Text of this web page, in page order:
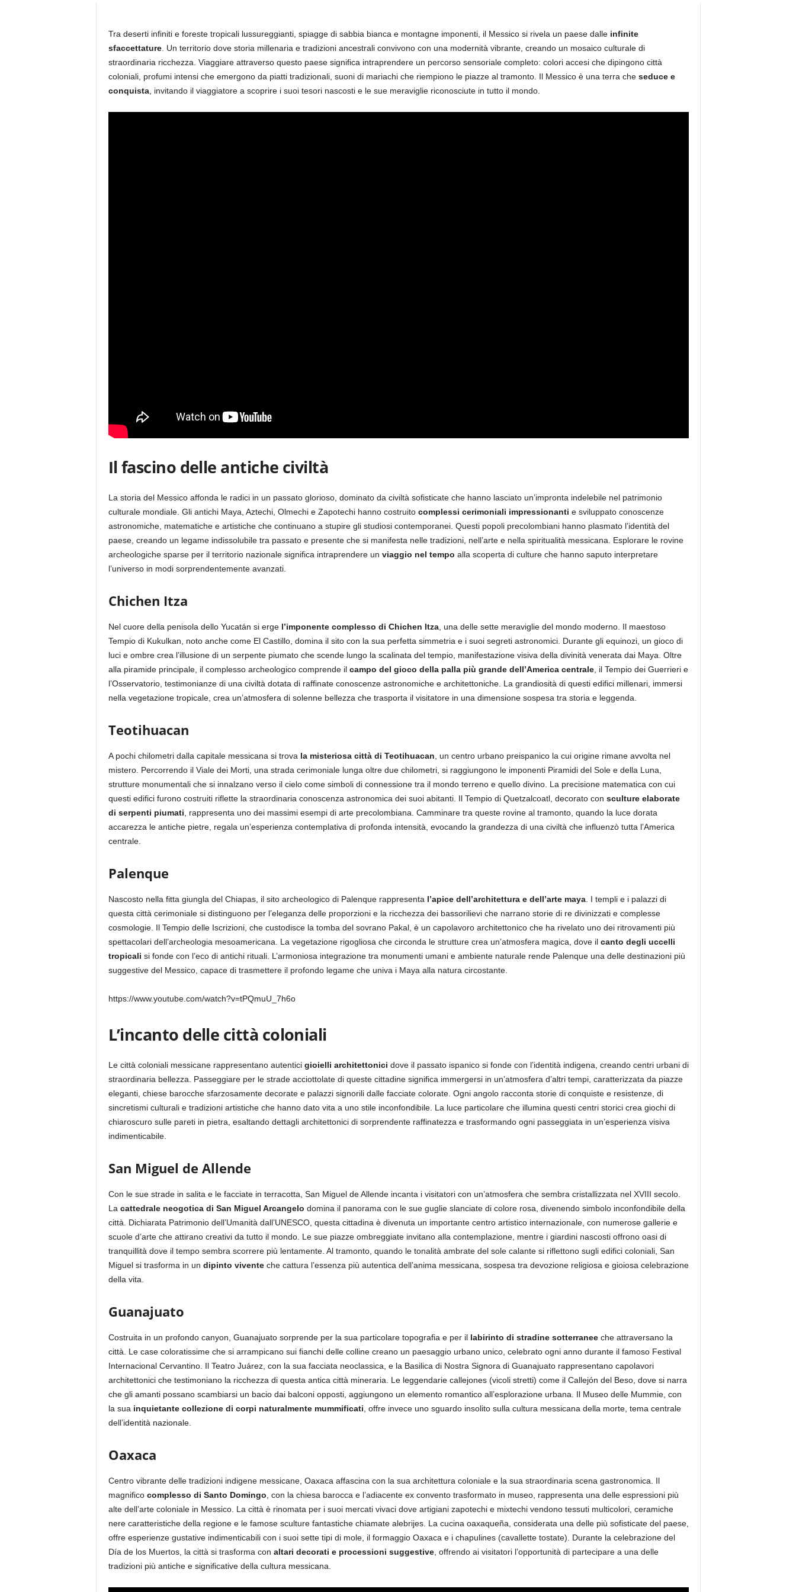
Tra deserti infiniti e foreste tropicali lussureggianti, spiagge di sabbia bianca e montagne imponenti, il Messico si rivela un paese dalle infinite
sfaccettature. Un territorio dove storia millenaria e tradizioni ancestrali convivono con una modernità vibrante, creando un mosaico culturale di
straordinaria ricchezza. Viaggiare attraverso questo paese significa intraprendere un percorso sensoriale completo: colori accesi che dipingono città
coloniali, profumi intensi che emergono da piatti tradizionali, suoni di mariachi che riempiono le piazze al tramonto. Il Messico è una terra che seduce e
conquista, invitando il viaggiatore a scoprire i suoi tesori nascosti e le sue meraviglie riconosciute in tutto il mondo.
Il fascino delle antiche civiltà
La storia del Messico affonda le radici in un passato glorioso, dominato da civiltà sofisticate che hanno lasciato un’impronta indelebile nel patrimonio
culturale mondiale. Gli antichi Maya, Aztechi, Olmechi e Zapotechi hanno costruito complessi cerimoniali impressionanti e sviluppato conoscenze
astronomiche, matematiche e artistiche che continuano a stupire gli studiosi contemporanei. Questi popoli precolombiani hanno plasmato l’identità del
paese, creando un legame indissolubile tra passato e presente che si manifesta nelle tradizioni, nell’arte e nella spiritualità messicana. Esplorare le rovine
archeologiche sparse per il territorio nazionale significa intraprendere un viaggio nel tempo alla scoperta di culture che hanno saputo interpretare
l’universo in modi sorprendentemente avanzati.
Chichen Itza
Nel cuore della penisola dello Yucatán si erge l’imponente complesso di Chichen Itza, una delle sette meraviglie del mondo moderno. Il maestoso
Tempio di Kukulkan, noto anche come El Castillo, domina il sito con la sua perfetta simmetria e i suoi segreti astronomici. Durante gli equinozi, un gioco di
luci e ombre crea l’illusione di un serpente piumato che scende lungo la scalinata del tempio, manifestazione visiva della divinità venerata dai Maya. Oltre
alla piramide principale, il complesso archeologico comprende il campo del gioco della palla più grande dell’America centrale, il Tempio dei Guerrieri e
l’Osservatorio, testimonianze di una civiltà dotata di raffinate conoscenze astronomiche e architettoniche. La grandiosità di questi edifici millenari, immersi
nella vegetazione tropicale, crea un’atmosfera di solenne bellezza che trasporta il visitatore in una dimensione sospesa tra storia e leggenda.
Teotihuacan
A pochi chilometri dalla capitale messicana si trova la misteriosa città di Teotihuacan , un centro urbano preispanico la cui origine rimane avvolta nel
mistero. Percorrendo il Viale dei Morti, una strada cerimoniale lunga oltre due chilometri, si raggiungono le imponenti Piramidi del Sole e della Luna,
strutture monumentali che si innalzano verso il cielo come simboli di connessione tra il mondo terreno e quello divino. La precisione matematica con cui
questi edifici furono costruiti riflette la straordinaria conoscenza astronomica dei suoi abitanti. Il Tempio di Quetzalcoatl, decorato con sculture elaborate
di serpenti piumati , rappresenta uno dei massimi esempi di arte precolombiana. Camminare tra queste rovine al tramonto, quando la luce dorata
accarezza le antiche pietre, regala un’esperienza contemplativa di profonda intensità, evocando la grandezza di una civiltà che influenzò tutta l’America
centrale.
Palenque
Nascosto nella fitta giungla del Chiapas, il sito archeologico di Palenque rappresenta l’apice dell’architettura e dell’arte maya. I templi e i palazzi di
questa città cerimoniale si distinguono per l’eleganza delle proporzioni e la ricchezza dei bassorilievi che narrano storie di re divinizzati e complesse
cosmologie. Il Tempio delle Iscrizioni, che custodisce la tomba del sovrano Pakal, è un capolavoro architettonico che ha rivelato uno dei ritrovamenti più
spettacolari dell’archeologia mesoamericana. La vegetazione rigogliosa che circonda le strutture crea un’atmosfera magica, dove il canto degli uccelli
tropicali si fonde con l’eco di antichi rituali. L’armoniosa integrazione tra monumenti umani e ambiente naturale rende Palenque una delle destinazioni più
suggestive del Messico, capace di trasmettere il profondo legame che univa i Maya alla natura circostante.
https://www.youtube.com/watch?v=tPQmuU_7h6o
L’incanto delle città coloniali
Le città coloniali messicane rappresentano autentici gioielli architettonici dove il passato ispanico si fonde con l’identità indigena, creando centri urbani di
straordinaria bellezza. Passeggiare per le strade acciottolate di queste cittadine significa immergersi in un’atmosfera d’altri tempi, caratterizzata da piazze
eleganti, chiese barocche sfarzosamente decorate e palazzi signorili dalle facciate colorate. Ogni angolo racconta storie di conquiste e resistenze, di
sincretismi culturali e tradizioni artistiche che hanno dato vita a uno stile inconfondibile. La luce particolare che illumina questi centri storici crea giochi di
chiaroscuro sulle pareti in pietra, esaltando dettagli architettonici di sorprendente raffinatezza e trasformando ogni passeggiata in un’esperienza visiva
indimenticabile.
San Miguel de Allende
Con le sue strade in salita e le facciate in terracotta, San Miguel de Allende incanta i visitatori con un’atmosfera che sembra cristallizzata nel XVIII secolo.
La cattedrale neogotica di San Miguel Arcangelo domina il panorama con le sue guglie slanciate di colore rosa, divenendo simbolo inconfondibile della
città. Dichiarata Patrimonio dell’Umanità dall’UNESCO, questa cittadina è divenuta un importante centro artistico internazionale, con numerose gallerie e
scuole d’arte che attirano creativi da tutto il mondo. Le sue piazze ombreggiate invitano alla contemplazione, mentre i giardini nascosti offrono oasi di
tranquillità dove il tempo sembra scorrere più lentamente. Al tramonto, quando le tonalità ambrate del sole calante si riflettono sugli edifici coloniali, San
Miguel si trasforma in un dipinto viventeche cattura l’essenza più autentica dell’anima messicana, sospesa tra devozione religiosa e gioiosa celebrazione
della vita.
Guanajuato
Costruita in un profondo canyon, Guanajuato sorprende per la sua particolare topografia e per il labirinto di stradine sotterraneeche attraversano la
città. Le case coloratissime che si arrampicano sui fianchi delle colline creano un paesaggio urbano unico, celebrato ogni anno durante il famoso Festival
Internacional Cervantino. Il Teatro Juárez, con la sua facciata neoclassica, e la Basilica di Nostra Signora di Guanajuato rappresentano capolavori
architettonici che testimoniano la ricchezza di questa antica città mineraria. Le leggendarie callejones (vicoli stretti) come il Callejón del Beso, dove si narra
che gli amanti possano scambiarsi un bacio dai balconi opposti, aggiungono un elemento romantico all’esplorazione urbana. Il Museo delle Mummie, con
la sua inquietante collezione di corpi naturalmente mummificati , offre invece uno sguardo insolito sulla cultura messicana della morte, tema centrale
dell’identità nazionale.
Oaxaca
Centro vibrante delle tradizioni indigene messicane, Oaxaca affascina con la sua architettura coloniale e la sua straordinaria scena gastronomica. Il
magnifico complesso di Santo Domingo , con la chiesa barocca e l’adiacente ex convento trasformato in museo, rappresenta una delle espressioni più
alte dell’arte coloniale in Messico. La città è rinomata per i suoi mercati vivaci dove artigiani zapotechi e mixtechi vendono tessuti multicolori, ceramiche
nere caratteristiche della regione e le famose sculture fantastiche chiamate alebrijes. La cucina oaxaqueña, considerata una delle più sofisticate del paese,
offre esperienze gustative indimenticabili con i suoi sette tipi di mole, il formaggio Oaxaca e i chapulines (cavallette tostate). Durante la celebrazione del
Día de los Muertos, la città si trasforma con altari decorati e processioni suggestive, offrendo ai visitatori l’opportunità di partecipare a una delle
tradizioni più antiche e significative della cultura messicana.